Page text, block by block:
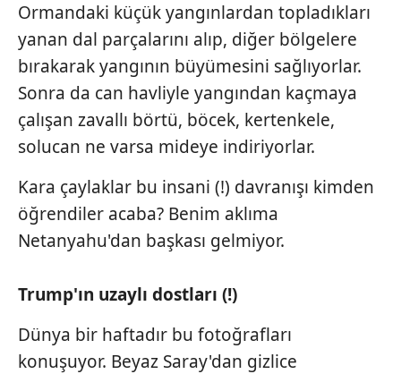
Sizlere daha iyi bir hizmet sunabilmek için İnternet
Sitemizde kendimize ve üçüncü kişilere ait çerezler
kullanılmaktadır. Bu çerezler vasıtasıyla çeşitli kişisel
verileriniz işlenmekte olup gerekli olan çerezler bilgi
toplumu hizmetlerinin sunulması amacıyla
kullanılmaktadır. Diğer çerezler, sitemizin daha işlevsel
kılınması ve kişiselleştirilmesi ve sizlere yönelik
sınırlı olarak açık rızanız dahilinde kullanılacaktır.
Çerezlere ilişkin tercihlerinizi aşağıda yer alan panel
vasıtasıyla belirleyebilirsiniz. Çerezlere ilişkin detaylı bilgi
Metnimiziziyaret edebilirsiniz.
6698 sayılı Kişisel Verilerin Korunması Kanunu uyarınca
hazırlanmış Aydınlatma Metnimizi okumak ve sitemizde
Ormandaki küçük yangınlardan topladıkları
yanan dal parçalarını alıp, diğer bölgelere
bırakarak yangının büyümesini sağlıyorlar.
Sonra da can havliyle yangından kaçmaya
çalışan zavallı börtü, böcek, kertenkele,
solucan ne varsa mideye indiriyorlar.
Kara çaylaklar bu insani (!) davranışı kimden
öğrendiler acaba? Benim aklıma
Netanyahu'dan başkası gelmiyor.
Trump'ın uzaylı dostları (!)
Dünya bir haftadır bu fotoğrafları
konuşuyor. Beyaz Saray'dan gizlice